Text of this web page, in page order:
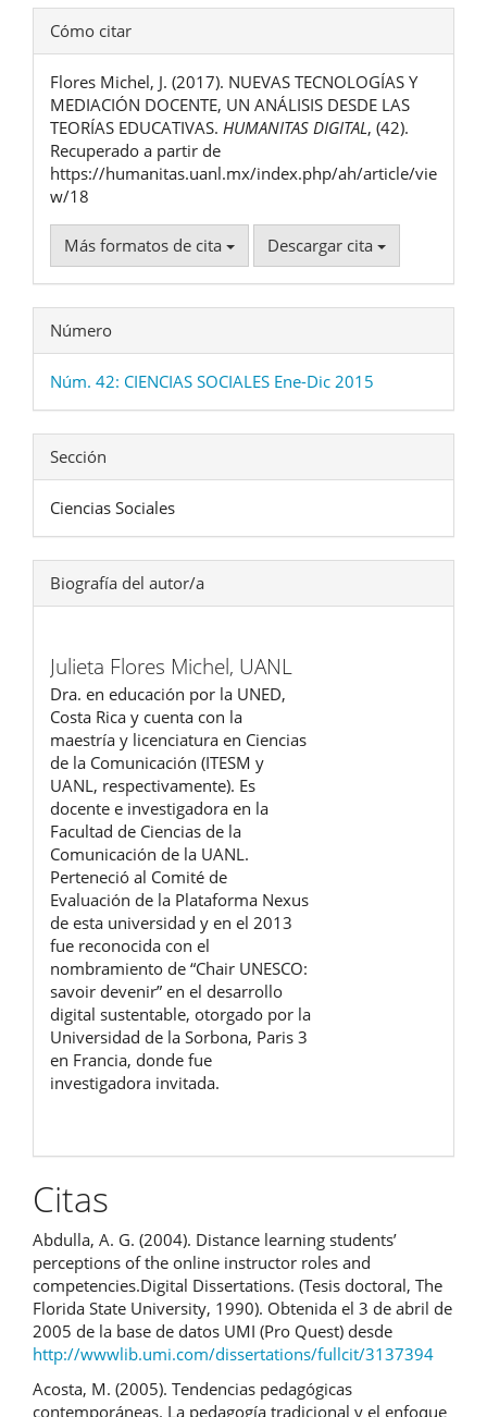
Detalles
del
artículo
Cómo citar
Flores Michel, J. (2017). NUEVAS TECNOLOGÍAS Y
MEDIACIÓN DOCENTE, UN ANÁLISIS DESDE LAS
TEORÍAS EDUCATIVAS. HUMANITAS DIGITAL, (42).
Recuperado a partir de
https://humanitas.uanl.mx/index.php/ah/article/vie
w/18
Más formatos de cita Descargar cita
Número
Núm. 42: CIENCIAS SOCIALES Ene-Dic 2015
Sección
Ciencias Sociales
Biografía del autor/a
Julieta Flores Michel, UANL
Dra. en educación por la UNED,
Costa Rica y cuenta con la
maestría y licenciatura en Ciencias
de la Comunicación (ITESM y
UANL, respectivamente). Es
docente e investigadora en la
Facultad de Ciencias de la
Comunicación de la UANL.
Perteneció al Comité de
Evaluación de la Plataforma Nexus
de esta universidad y en el 2013
fue reconocida con el
nombramiento de “Chair UNESCO:
savoir devenir” en el desarrollo
digital sustentable, otorgado por la
Universidad de la Sorbona, Paris 3
en Francia, donde fue
investigadora invitada.
Citas
Abdulla, A. G. (2004). Distance learning students’
perceptions of the online instructor roles and
competencies.Digital Dissertations. (Tesis doctoral, The
Florida State University, 1990). Obtenida el 3 de abril de
2005 de la base de datos UMI (Pro Quest) desde
http://wwwlib.umi.com/dissertations/fullcit/3137394
Acosta, M. (2005). Tendencias pedagógicas
contemporáneas. La pedagogía tradicional y el enfoque